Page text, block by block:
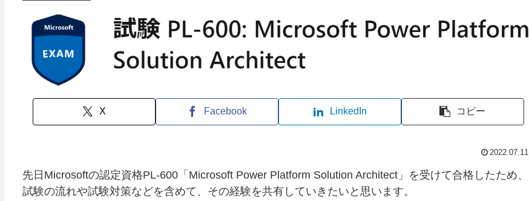
X Facebook LinkedIn コピー
2022.07.11
先日Microsoftの認定資格PL-600「Microsoft Power Platform Solution Architect」を受けて合格したため、
試験の流れや試験対策などを含めて、その経験を共有していきたいと思います。